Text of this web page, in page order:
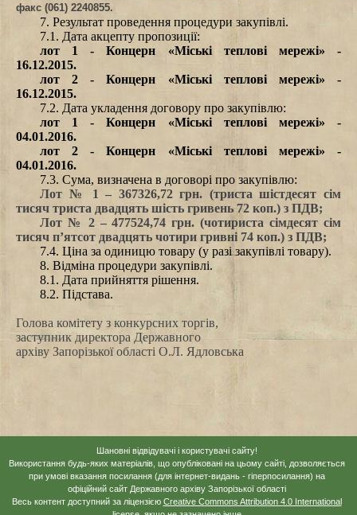
факс (061) 2240855.
7. Результат проведення процедури закупівлі.
7.1. Дата акцепту пропозиції:
лот 1 - Концерн «Міські теплові мережі» -
16.12.2015.
лот 2 - Концерн «Міські теплові мережі» -
16.12.2015.
7.2. Дата укладення договору про закупівлю:
лот 1 - Концерн «Міські теплові мережі» -
04.01.2016.
лот 2 - Концерн «Міські теплові мережі» -
04.01.2016.
7.3. Сума, визначена в договорі про закупівлю:
Лот № 1 – 367326,72 грн. (триста шістдесят сім
тисяч триста двадцять шість гривень 72 коп.) з ПДВ;
Лот № 2 – 477524,74 грн. (чотириста сімдесят сім
тисяч п’ятсот двадцять чотири гривні 74 коп.) з ПДВ;
7.4. Ціна за одиницю товару (у разі закупівлі товару).
8. Відміна процедури закупівлі.
8.1. Дата прийняття рішення.
8.2. Підстава.
Голова комітету з конкурсних торгів,
заступник директора Державного
архіву Запорізької області О.Л. Ядловська
Шановні відвідувачі і користувачі сайту!
Використання будь-яких матеріалів, що опубліковані на цьому сайті, дозволяється
при умові вказання посилання (для інтернет-видань - гіперпосилання) на
офіційний сайт Державного архіву Запорізької області
Весь контент доступний за ліцензією Creative Commons Attribution 4.0 International